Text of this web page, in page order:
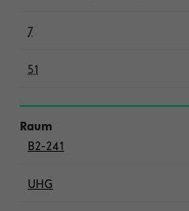
7
51
B2-241
UHG